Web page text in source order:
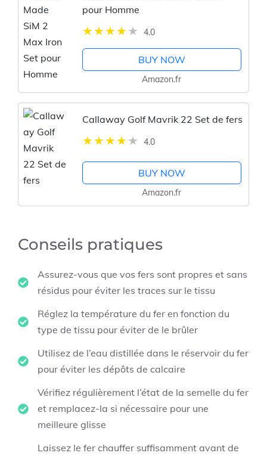
pour Homme
4.0
BUY NOW
Amazon.fr
Callaway Golf Mavrik 22 Set de fers
4.0
BUY NOW
Amazon.fr
Conseils pratiques
Assurez-vous que vos fers sont propres et sans
résidus pour éviter les traces sur le tissu
Réglez la température du fer en fonction du
type de tissu pour éviter de le brûler
Utilisez de l’eau distillée dans le réservoir du fer
pour éviter les dépôts de calcaire
Vérifiez régulièrement l’état de la semelle du fer
et remplacez-la si nécessaire pour une
meilleure glisse
Laissez le fer chauffer suffisamment avant de